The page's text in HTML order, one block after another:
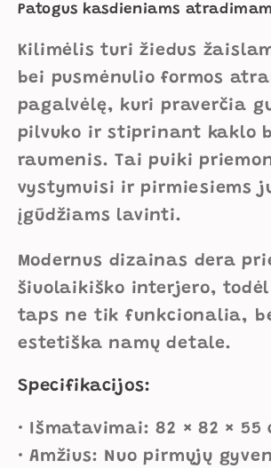
Patogus kasdieniams
Kilimėlis turi žiedus
bei pusmėnulio formos
pagalvėlę, kuri praverčia
pilvuko ir stiprinant kaklo
raumenis. Tai puiki
vystymuisi ir pirmiesiems
įgūdžiams lavinti.
Modernus dizainas dera
šiuolaikiško interjero,
taps ne tik funkcionalia,
estetiška namų detale.
Specifikacijos:
• Išmatavimai: 82 × 82 × 55
• Amžius: Nuo pirmųjų